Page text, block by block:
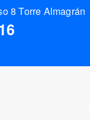
8 Torre Almagrán